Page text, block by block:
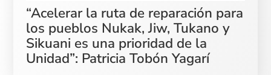
“Acelerar la ruta de reparación para
los pueblos Nukak, Jiw, Tukano y
Sikuani es una prioridad de la
Unidad”: Patricia Tobón Yagarí